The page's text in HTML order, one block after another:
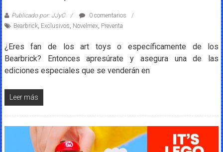
Publicado por: JJyC
0 comentarios
Bearbrick, Exclusivos, Novelmex, Preventa
¿Eres fan de los art toys o específicamente de los
Bearbrick? Entonces apresúrate y asegura una de las
ediciones especiales que se venderán en
Leer más